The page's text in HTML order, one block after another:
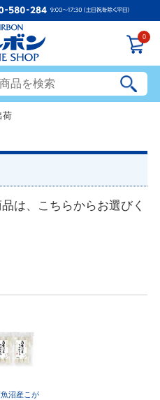
0
荷
は、こちらからお選びく
沼産こが